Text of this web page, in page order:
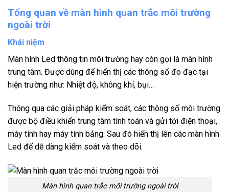
Tổng quan về màn hình quan trắc môi trường
ngoài trời
Khái niệm
Màn hình Led thông tin môi trường hay còn gọi là màn hình
trung tâm. Được dùng để hiển thị các thông số đo đạc tại
hiện trường như: Nhiệt độ, không khí, bụi…
Thông qua các giải pháp kiểm soát, các thông số môi trường
được bộ điều khiển trung tâm tính toán và gửi tới điện thoại,
máy tính hay máy tính bảng. Sau đó hiển thị lên các màn hình
Led để dễ dàng kiểm soát và theo dõi.
Màn hình quan trắc môi trường ngoài trời